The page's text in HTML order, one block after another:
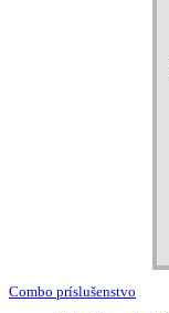
Combo príslušenstvo